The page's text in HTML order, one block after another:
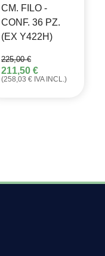
CM. FILO -
CONF. 36 PZ.
(EX Y422H)
225,00€
IL
PREZZO
211,50 €
IL
PREZZO
(258,03 € IVA INCL.)